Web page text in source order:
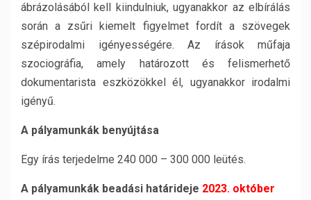
ábrázolásából kell kiindulniuk, ugyanakkor az elbírálás
során a zsűri kiemelt figyelmet fordít a szövegek
szépirodalmi igényességére. Az írások műfaja
szociográfia, amely határozott és felismerhető
dokumentarista eszközökkel él, ugyanakkor irodalmi
igényű.
A pályamunkák benyújtása
Egy írás terjedelme 240 000 – 300 000 leütés.
A pályamunkák beadási határideje 2023. október